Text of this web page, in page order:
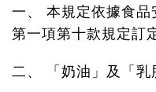
一、 本規定依據食品
第一項第十款規定訂
二、 「奶油」及「